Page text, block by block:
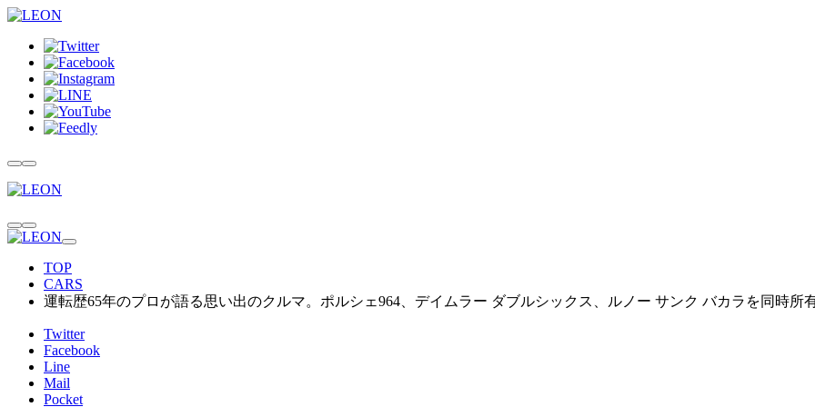
TOP
CARS
運転歴65年のプロが語る思い出のクルマ。ポルシェ964、デイムラー ダブルシックス、ルノー サンク バカラを同時所
Twitter
Facebook
Line
Mail
Pocket